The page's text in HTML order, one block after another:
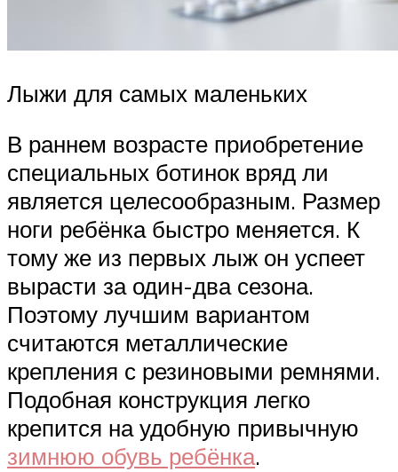
Лыжи для самых маленьких
В раннем возрасте приобретение
специальных ботинок вряд ли
является целесообразным. Размер
ноги ребёнка быстро меняется. К
тому же из первых лыж он успеет
вырасти за один-два сезона.
Поэтому лучшим вариантом
считаются металлические
крепления с резиновыми ремнями.
Подобная конструкция легко
крепится на удобную привычную
зимнюю обувь ребёнка.